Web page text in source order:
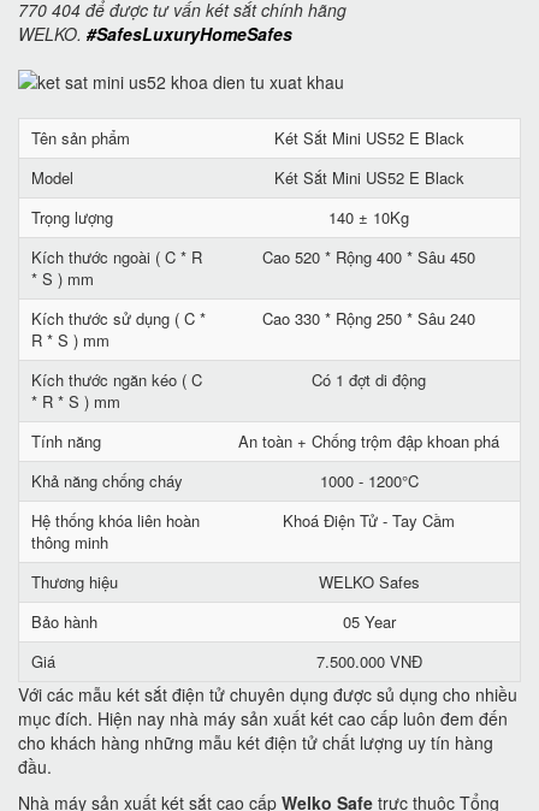
770 404 để được tư vấn két sắt chính hãng
WELKO. #SafesLuxuryHomeSafes
Tên sản phẩm
Két Sắt Mini US52 E Black
Model
Két Sắt Mini US52 E Black
Trọng lượng
140 ± 10Kg
Kích thước ngoài ( C * R
* S ) mm
Cao 520 * Rộng 400 * Sâu 450
Kích thước sử dụng ( C *
R * S ) mm
Cao 330 * Rộng 250 * Sâu 240
Kích thước ngăn kéo ( C
* R * S ) mm
Có 1 đợt di động
Tính năng
An toàn + Chống trộm đập khoan phá
Khả năng chống cháy
1000 - 1200°C
Hệ thống khóa liên hoàn
thông minh
Khoá Điện Tử - Tay Cầm
Thương hiệu
WELKO Safes
Bảo hành
05 Year
Giá
7.500.000 VNĐ
Với các mẫu két sắt điện tử chuyên dụng được sủ dụng cho nhiều
mục đích. Hiện nay nhà máy sản xuất két cao cấp luôn đem đến
cho khách hàng những mẫu két điện tử chất lượng uy tín hàng
đầu.
Nhà máy sản xuất két sắt cao cấp Welko Safe trực thuộc Tổng